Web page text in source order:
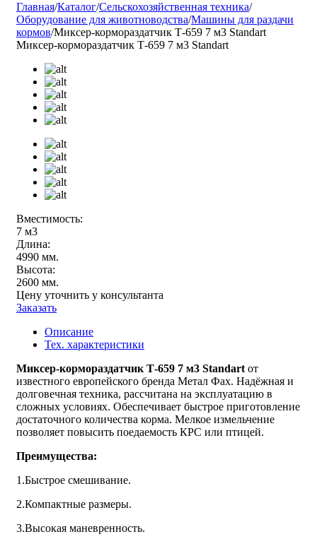
Главная/Каталог/Сельскохозяйственная техника/
Оборудование для животноводства/Машины для раздачи
кормов/Миксер-кормораздатчик Т-659 7 м3 Standart
Миксер-кормораздатчик Т-659 7 м3 Standart
Вместимость:
7 м3
Длина:
4990 мм.
Высота:
2600 мм.
Цену уточнить у консультанта
Заказать
Описание
Тех. характеристики
Миксер-кормораздатчик Т-659 7 м3 Standart от
известного европейского бренда Метал Фах. Надёжная и
долговечная техника, рассчитана на эксплуатацию в
сложных условиях. Обеспечивает быстрое приготовление
достаточного количества корма. Мелкое измельчение
позволяет повысить поедаемость КРС или птицей.
Преимущества:
1.Быстрое смешивание.
2.Компактные размеры.
3.Высокая маневренность.